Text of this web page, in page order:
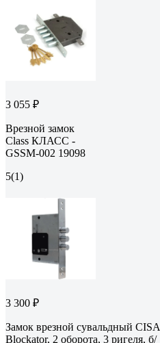
3 055 ₽
Врезной замок
Class КЛАСС -
GSSM-002 19098
5(1)
3 300 ₽
Замок врезной сувальдный CISA
Blockator, 2 оборота, 3 ригеля, б/